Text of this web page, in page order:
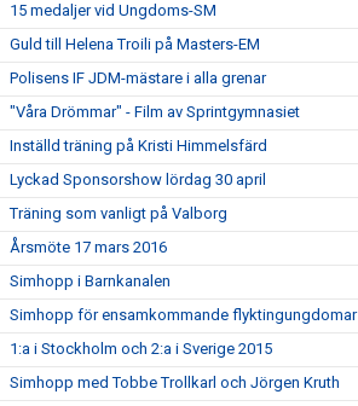
15 medaljer vid Ungdoms-SM
Guld till Helena Troili på Masters-EM
Polisens IF JDM-mästare i alla grenar
"Våra Drömmar" - Film av Sprintgymnasiet
Inställd träning på Kristi Himmelsfärd
Lyckad Sponsorshow lördag 30 april
Träning som vanligt på Valborg
Årsmöte 17 mars 2016
Simhopp i Barnkanalen
Simhopp för ensamkommande flyktingungdomar
1:a i Stockholm och 2:a i Sverige 2015
Simhopp med Tobbe Trollkarl och Jörgen Kruth